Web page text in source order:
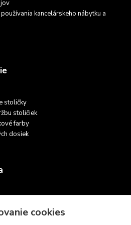
kancelárskeho nábytku a
stoličky
stoličiek
farby
dosiek
cookies